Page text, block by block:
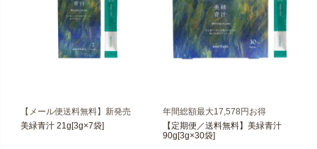
【メール便送料無料】新発売
美緑青汁 21g[3g×7袋]
年間総額最大17,578円お得
【定期便／送料無料】美緑青汁
90g[3g×30袋]